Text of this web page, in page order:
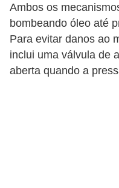
Ambos os
bombeando óleo até
Para evitar danos ao
inclui uma válvula de
aberta quando a
e
g
u
r